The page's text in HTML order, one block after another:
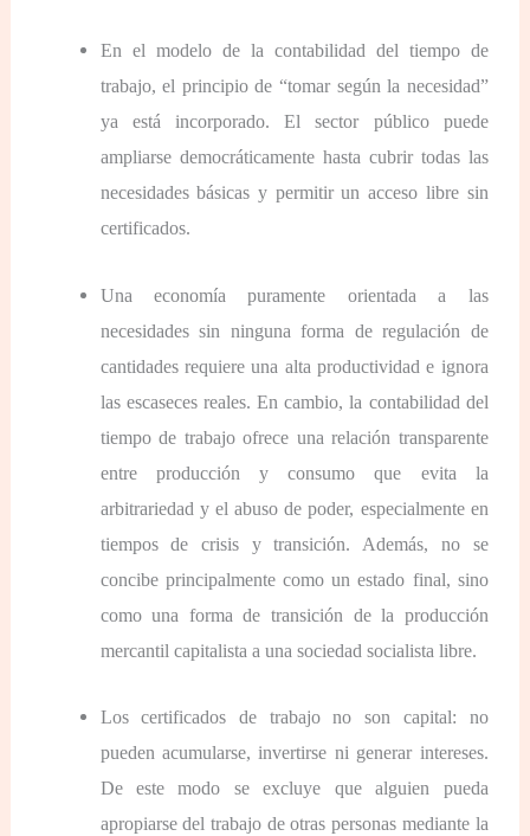
En el modelo de la contabilidad del tiempo de
trabajo, el principio de “tomar según la necesidad”
ya está incorporado. El sector público puede
ampliarse democráticamente hasta cubrir todas las
necesidades básicas y permitir un acceso libre sin
certificados.
Una economía puramente orientada a las
necesidades sin ninguna forma de regulación de
cantidades requiere una alta productividad e ignora
las escaseces reales. En cambio, la contabilidad del
tiempo de trabajo ofrece una relación transparente
entre producción y consumo que evita la
arbitrariedad y el abuso de poder, especialmente en
tiempos de crisis y transición. Además, no se
concibe principalmente como un estado final, sino
como una forma de transición de la producción
mercantil capitalista a una sociedad socialista libre.
Los certificados de trabajo no son capital: no
pueden acumularse, invertirse ni generar intereses.
De este modo se excluye que alguien pueda
apropiarse del trabajo de otras personas mediante la